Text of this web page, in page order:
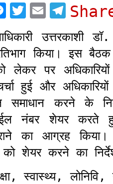
M
e
s
s
e
n
g
e
r
T
w
i
t
t
e
r
E
a
i
l
T
l
e
g
r
a
m
उत्तरकाशी
किया। इस
लेकर पर
हुई और
समाधान करने के
नंबर शेयर करते
का आग्रह किया।
को शेयर करने का
स्वास्थ्य, लोनिवि,